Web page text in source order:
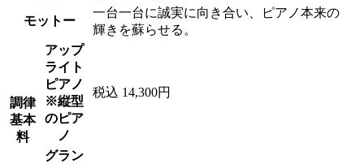
モットー
一台一台に誠実に向き合い、ピアノ本来の
輝きを蘇らせる。
調律
基本
料
アップ
ライト
ピアノ
※縦型
のピア
ノ
税込 14,300円
グラン